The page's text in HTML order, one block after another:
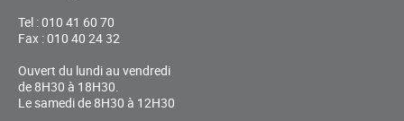
Tel : 010 41 60 70
Fax : 010 40 24 32
Ouvert du lundi au vendredi
de 8H30 à 18H30.
Le samedi de 8H30 à 12H30